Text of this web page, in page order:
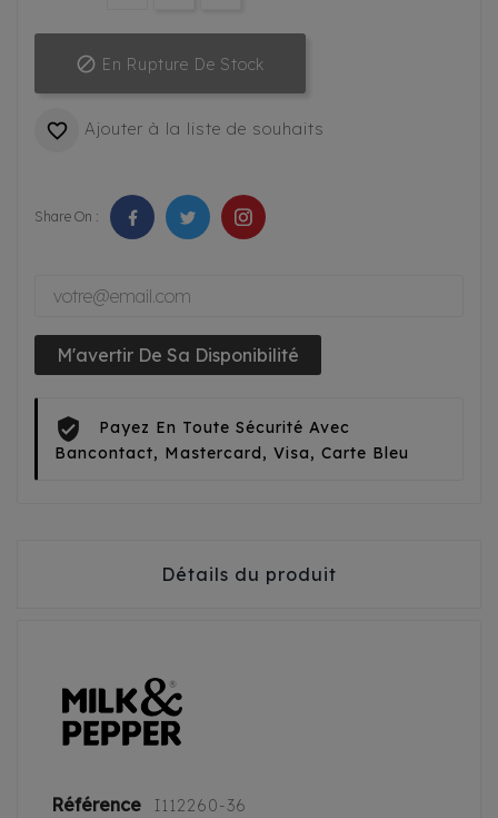
 En Rupture De Stock
 Ajouter à la liste de souhaits
Share On :
M'avertir De Sa Disponibilité
Payez En Toute Sécurité Avec
Bancontact, Mastercard, Visa, Carte Bleu
Détails du produit
Référence I112260-36